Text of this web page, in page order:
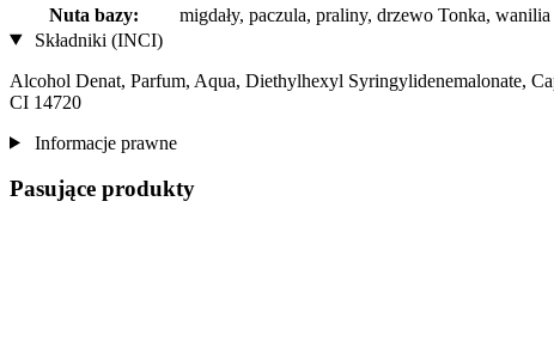
Nuta bazy:
migdały, paczula, praliny, drzewo Tonka, wanilia
Składniki (INCI)
Alcohol Denat, Parfum, Aqua, Diethylhexyl Syringylidenemalonate,
CI 14720
Informacje prawne
Pasujące produkty